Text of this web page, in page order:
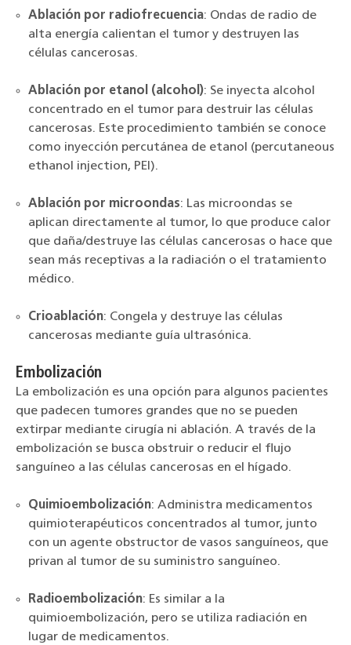
Ablación por radiofrecuencia: Ondas de radio de
alta energía calientan el tumor y destruyen las
células cancerosas.
Ablación por etanol (alcohol): Se inyecta alcohol
concentrado en el tumor para destruir las células
cancerosas. Este procedimiento también se conoce
como inyección percutánea de etanol (percutaneous
ethanol injection, PEI).
Ablación por microondas: Las microondas se
aplican directamente al tumor, lo que produce calor
que daña/destruye las células cancerosas o hace que
sean más receptivas a la radiación o el tratamiento
médico.
Crioablación: Congela y destruye las células
cancerosas mediante guía ultrasónica.
Embolización
La embolización es una opción para algunos pacientes
que padecen tumores grandes que no se pueden
extirpar mediante cirugía ni ablación. A través de la
embolización se busca obstruir o reducir el flujo
sanguíneo a las células cancerosas en el hígado.
Quimioembolización: Administra medicamentos
quimioterapéuticos concentrados al tumor, junto
con un agente obstructor de vasos sanguíneos, que
privan al tumor de su suministro sanguíneo.
Radioembolización: Es similar a la
quimioembolización, pero se utiliza radiación en
lugar de medicamentos.